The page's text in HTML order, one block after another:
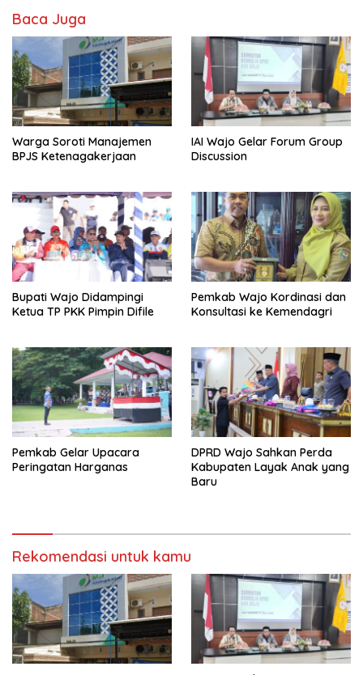
Baca Juga
Warga Soroti Manajemen
BPJS Ketenagakerjaan
IAI Wajo Gelar Forum Group
Discussion
Bupati Wajo Didampingi
Ketua TP PKK Pimpin Difile
Pemkab Wajo Kordinasi dan
Konsultasi ke Kemendagri
Pemkab Gelar Upacara
Peringatan Harganas
DPRD Wajo Sahkan Perda
Kabupaten Layak Anak yang
Baru
Rekomendasi untuk kamu